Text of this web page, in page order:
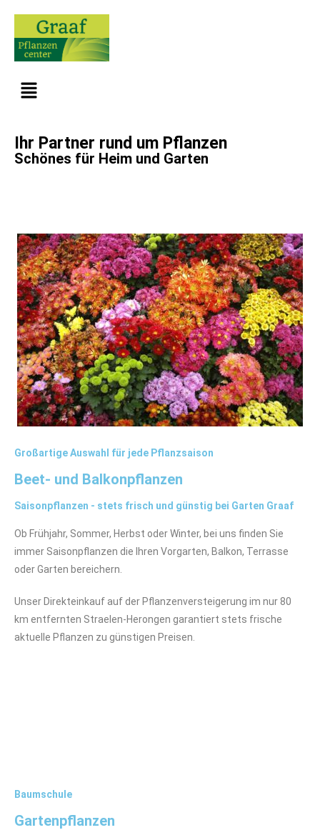
Ihr Partner rund um Pflanzen
Schönes für Heim und Garten
Großartige Auswahl für jede Pflanzsaison
Beet- und Balkonpflanzen
Saisonpflanzen - stets frisch und günstig bei Garten Graaf
Ob Frühjahr, Sommer, Herbst oder Winter, bei uns finden Sie
immer Saisonpflanzen die Ihren Vorgarten, Balkon, Terrasse
oder Garten bereichern.
Unser Direkteinkauf auf der Pflanzenversteigerung im nur 80
km entfernten Straelen-Herongen garantiert stets frische
aktuelle Pflanzen zu günstigen Preisen.
Baumschule
Gartenpflanzen